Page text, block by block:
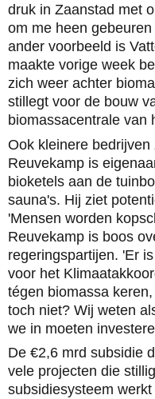
druk in Zaanstad met
om me heen
ander voorbeeld is
maakte vorige week
zich weer achter
stillegt voor de bouw
biomassacentrale van
Ook kleinere
Reuvekamp is
bioketels aan de
sauna's. Hij ziet
'Mensen worden
Reuvekamp is boos
regeringspartijen. 'Er
voor het
tégen biomassa
toch niet? Wij weten
we in moeten
De €2,6 mrd subsidie
vele projecten die
subsidiesysteem